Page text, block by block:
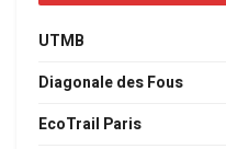
UTMB
Diagonale des Fous
EcoTrail Paris